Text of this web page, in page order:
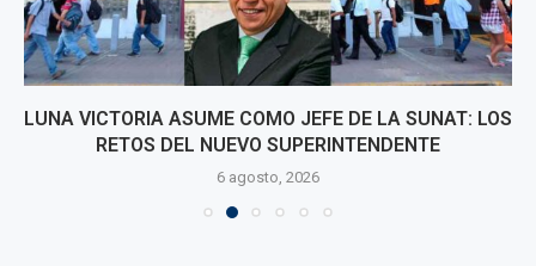
LUNA VICTORIA ASUME COMO JEFE DE LA SUNAT: LOS
RETOS DEL NUEVO SUPERINTENDENTE
6 agosto, 2026